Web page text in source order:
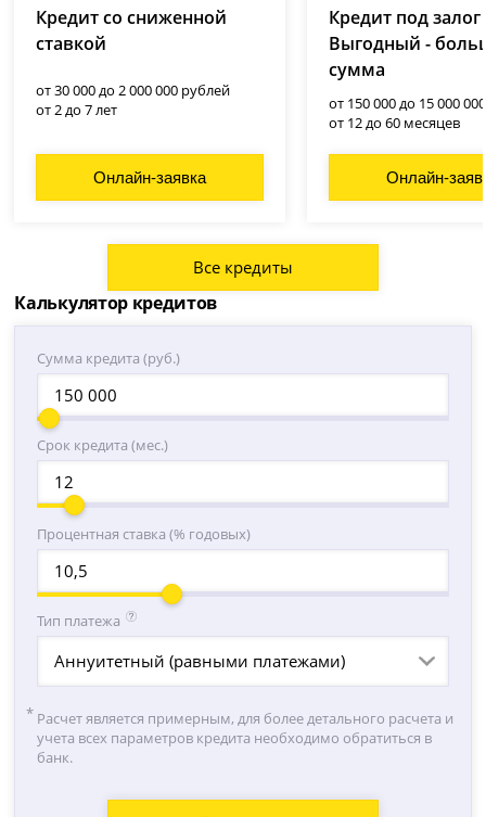
(Ренессанс Кредит)
лицензия № 3354
Кредит со сниженной
ставкой
от 30 000 до 2 000 000 рублей
от 2 до 7 лет
Онлайн-заявка
Кредит под залог
Выгодный -
сумма
от 150 000 до 15 000
от 12 до 60 месяцев
Онлайн-
Все кредиты
Калькулятор кредитов
Сумма кредита (руб.)
Срок кредита (мес.)
Процентная ставка (% годовых)
Тип платежа
Аннуитетный (равными платежами)
Расчет является примерным, для более детального расчета и
учета всех параметров кредита необходимо обратиться в
банк.